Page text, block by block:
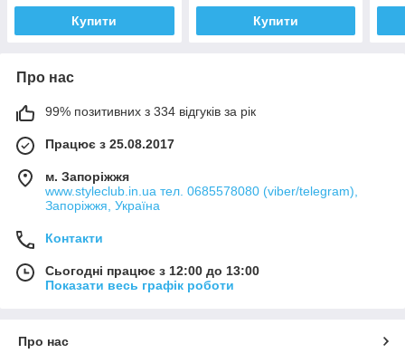
Купити Купити
Про нас
99% позитивних з 334 відгуків за рік
Працює з 25.08.2017
м. Запоріжжя
www.styleclub.in.ua тел. 0685578080 (viber/telegram),
Запоріжжя, Україна
Контакти
Сьогодні працює з 12:00 до 13:00
Показати весь графік роботи
Про нас